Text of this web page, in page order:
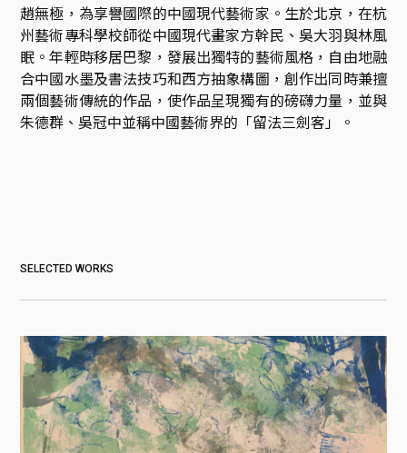
趙無極，為享譽國際的中國現代藝術家。生於北京，在杭
州藝術專科學校師從中國現代畫家方幹民、吳大羽與林風
眠。年輕時移居巴黎，發展出獨特的藝術風格，自由地融
合中國水墨及書法技巧和西方抽象構圖，創作出同時兼擅
兩個藝術傳統的作品，使作品呈現獨有的磅礴力量，並與
朱德群、吳冠中並稱中國藝術界的「留法三劍客」。
SELECTED WORKS